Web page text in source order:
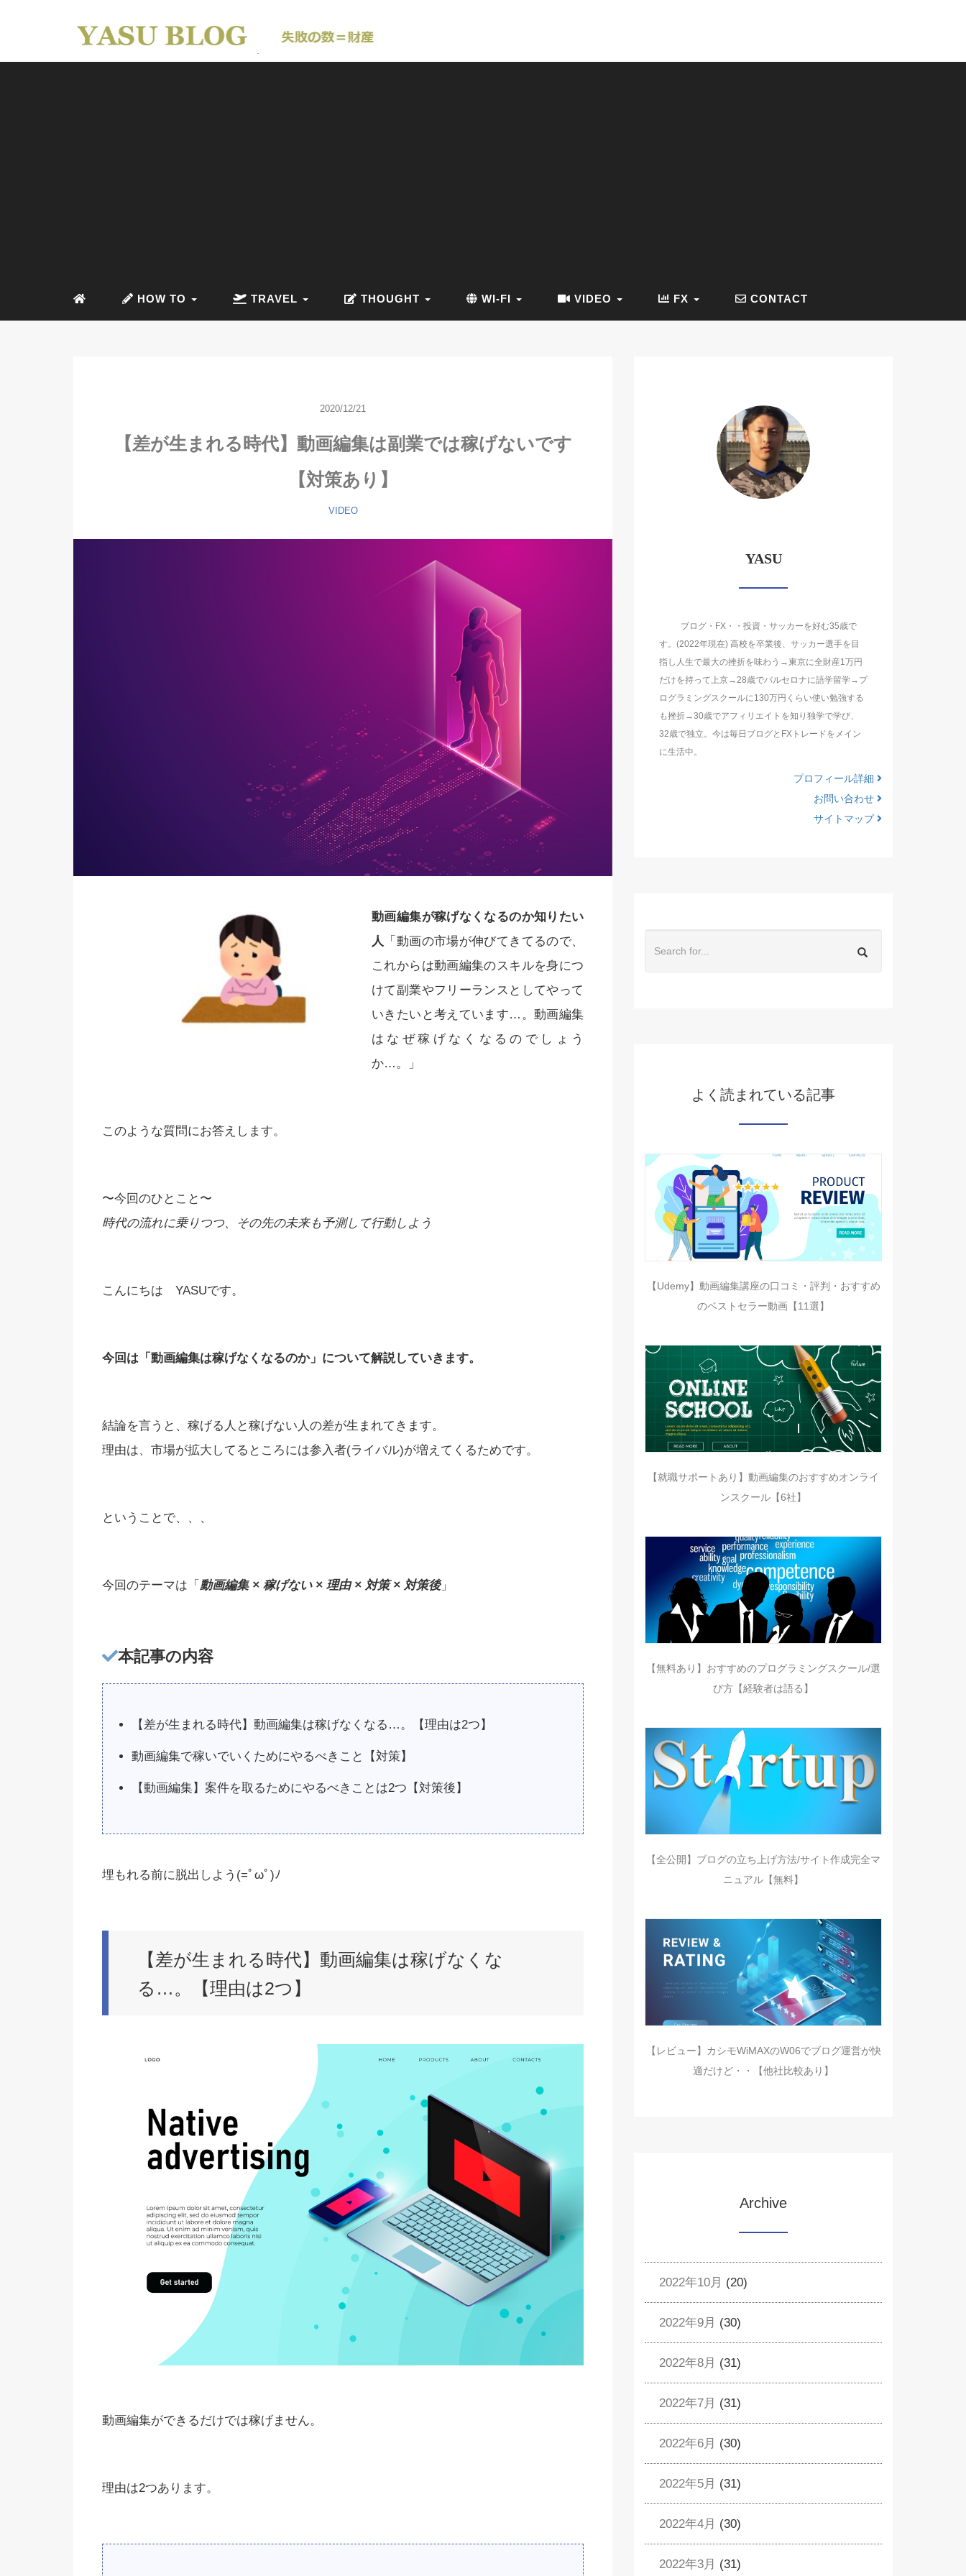
HOW TO TRAVEL THOUGHT WI-FI VIDEO FX CONTACT
2020/12/21
【差が生まれる時代】動画編集は副業では稼げないです
【対策あり】
VIDEO
動画編集が稼げなくなるのか知りたい
人 「動画の市場が伸びてきてるので、
これからは動画編集のスキルを身につ
けて副業やフリーランスとしてやって
いきたいと考えています…。動画編集
はなぜ稼げなくなるのでしょう
か…。」
このような質問にお答えします。
〜今回のひとこと〜
時代の流れに乗りつつ、その先の未来も予測して行動しよう
こんにちは YASUです。
今回は「動画編集は稼げなくなるのか」について解説していきます。
結論を言うと、稼げる人と稼げない人の差が生まれてきます。
理由は、市場が拡大してるところには参入者(ライバル)が増えてくるためです。
ということで、、、
今回のテーマは「 動画編集 × 稼げない × 理由 × 対策 × 対策後」
本記事の内容
【差が生まれる時代】動画編集は稼げなくなる…。【理由は2つ】
動画編集で稼いでいくためにやるべきこと【対策】
【動画編集】案件を取るためにやるべきことは2つ【対策後】
埋もれる前に脱出しよう(=ﾟωﾟ)ﾉ
【差が生まれる時代】動画編集は稼げなくな
る…。【理由は2つ】
動画編集ができるだけでは稼げません。
理由は2つあります。
YASU
ブログ・FX・・投資・サッカーを好む35歳で
す。(2022年現在) 高校を卒業後、サッカー選手を目
指し人生で最大の挫折を味わう→東京に全財産1万円
だけを持って上京→28歳でバルセロナに語学留学→プ
ログラミングスクールに130万円くらい使い勉強する
も挫折→30歳でアフィリエイトを知り独学で学び、
32歳で独立。今は毎日ブログとFXトレードをメイン
に生活中。
プロフィール詳細
お問い合わせ
サイトマップ
よく読まれている記事
【Udemy】動画編集講座の口コミ・評判・おすすめ
のベストセラー動画【11選】
【就職サポートあり】動画編集のおすすめオンライ
ンスクール【6社】
【無料あり】おすすめのプログラミングスクール/選
び方【経験者は語る】
【全公開】ブログの立ち上げ方法/サイト作成完全マ
ニュアル【無料】
【レビュー】カシモWiMAXのW06でブログ運営が快
適だけど・・【他社比較あり】
Archive
2022年10月 (20)
2022年9月 (30)
2022年8月 (31)
2022年7月 (31)
2022年6月 (30)
2022年5月 (31)
2022年4月 (30)
2022年3月 (31)